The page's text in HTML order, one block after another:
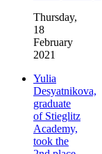
Thursday,
18
February
2021
Yulia
Desyatnikova,
graduate
of Stieglitz
Academy,
took the